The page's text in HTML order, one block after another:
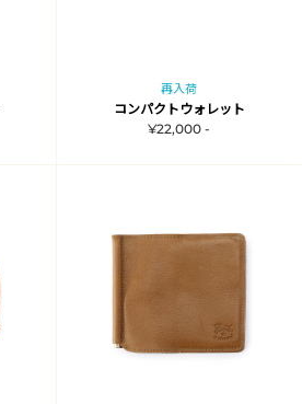
再入荷
コンパクトウォレット
¥22,000 -